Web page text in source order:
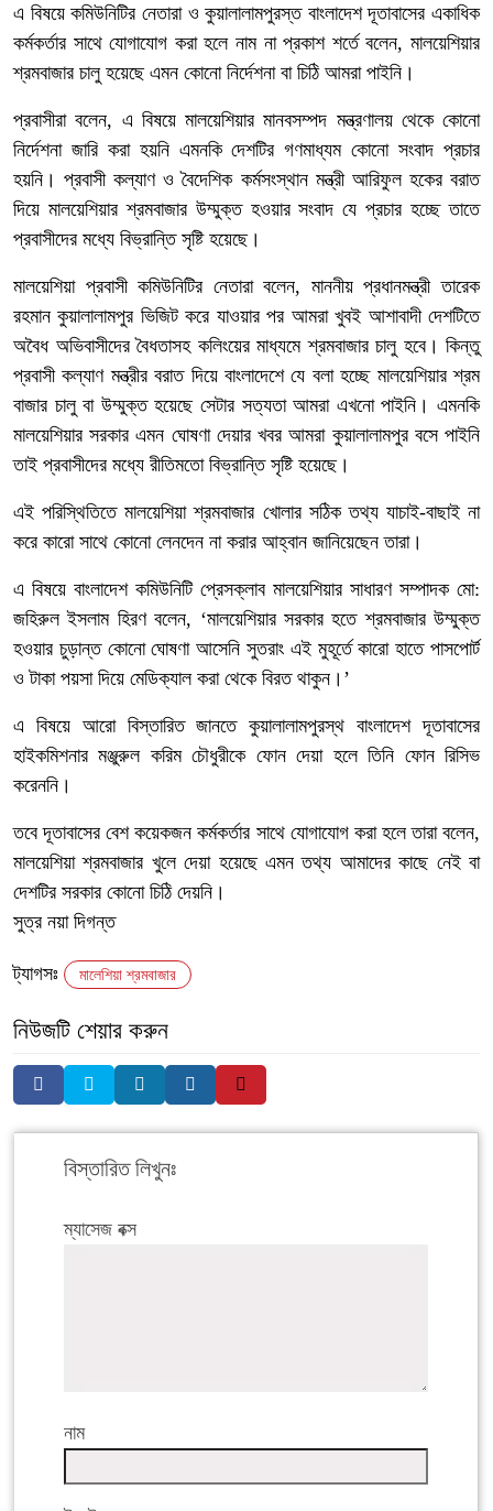
এ বিষয়ে কমিউনিটির নেতারা ও কুয়ালালামপুরস্ত বাংলাদেশ দূতাবাসের একাধিক
কর্মকর্তার সাথে যোগাযোগ করা হলে নাম না প্রকাশ শর্তে বলেন, মালয়েশিয়ার
শ্রমবাজার চালু হয়েছে এমন কোনো নির্দেশনা বা চিঠি আমরা পাইনি।
প্রবাসীরা বলেন, এ বিষয়ে মালয়েশিয়ার মানবসম্পদ মন্ত্রণালয় থেকে কোনো
নির্দেশনা জারি করা হয়নি এমনকি দেশটির গণমাধ্যম কোনো সংবাদ প্রচার
হয়নি। প্রবাসী কল্যাণ ও বৈদেশিক কর্মসংস্থান মন্ত্রী আরিফুল হকের বরাত
দিয়ে মালয়েশিয়ার শ্রমবাজার উম্মুক্ত হওয়ার সংবাদ যে প্রচার হচ্ছে তাতে
প্রবাসীদের মধ্যে বিভ্রান্তি সৃষ্টি হয়েছে।
মালয়েশিয়া প্রবাসী কমিউনিটির নেতারা বলেন, মাননীয় প্রধানমন্ত্রী তারেক
রহমান কুয়ালালামপুর ভিজিট করে যাওয়ার পর আমরা খুবই আশাবাদী দেশটিতে
অবৈধ অভিবাসীদের বৈধতাসহ কলিংয়ের মাধ্যমে শ্রমবাজার চালু হবে। কিন্তু
প্রবাসী কল্যাণ মন্ত্রীর বরাত দিয়ে বাংলাদেশে যে বলা হচ্ছে মালয়েশিয়ার শ্রম
বাজার চালু বা উম্মুক্ত হয়েছে সেটার সত্যতা আমরা এখনো পাইনি। এমনকি
মালয়েশিয়ার সরকার এমন ঘোষণা দেয়ার খবর আমরা কুয়ালালামপুর বসে পাইনি
তাই প্রবাসীদের মধ্যে রীতিমতো বিভ্রান্তি সৃষ্টি হয়েছে।
এই পরিস্থিতিতে মালয়েশিয়া শ্রমবাজার খোলার সঠিক তথ্য যাচাই-বাছাই না
করে কারো সাথে কোনো লেনদেন না করার আহ্বান জানিয়েছেন তারা।
এ বিষয়ে বাংলাদেশ কমিউনিটি প্রেসক্লাব মালয়েশিয়ার সাধারণ সম্পাদক মো:
জহিরুল ইসলাম হিরণ বলেন, ‘মালয়েশিয়ার সরকার হতে শ্রমবাজার উম্মুক্ত
হওয়ার চুড়ান্ত কোনো ঘোষণা আসেনি সুতরাং এই মুহূর্তে কারো হাতে পাসপোর্ট
ও টাকা পয়সা দিয়ে মেডিক্যাল করা থেকে বিরত থাকুন।’
এ বিষয়ে আরো বিস্তারিত জানতে কুয়ালালামপুরস্থ বাংলাদেশ দূতাবাসের
হাইকমিশনার মঞ্জুরুল করিম চৌধুরীকে ফোন দেয়া হলে তিনি ফোন রিসিভ
করেননি।
তবে দূতাবাসের বেশ কয়েকজন কর্মকর্তার সাথে যোগাযোগ করা হলে তারা বলেন,
মালয়েশিয়া শ্রমবাজার খুলে দেয়া হয়েছে এমন তথ্য আমাদের কাছে নেই বা
দেশটির সরকার কোনো চিঠি দেয়নি।
সুত্র নয়া দিগন্ত
ট্যাগসঃ মালেশিয়া শ্রমবাজার
নিউজটি শেয়ার করুন
বিস্তারিত লিখুনঃ
ম্যাসেজ বক্স
নাম